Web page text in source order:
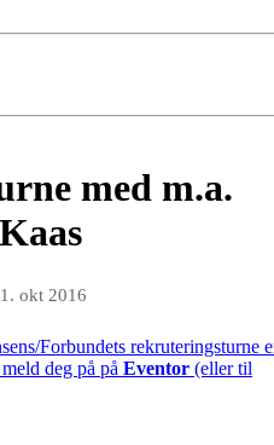
med m.a.
okt 2016
Forbundets rekruteringsturne
deg på på Eventor (eller til